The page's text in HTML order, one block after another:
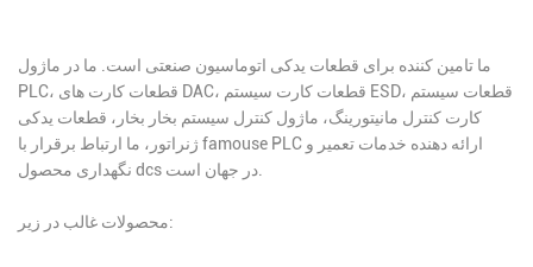
ما تامین کننده برای قطعات یدکی اتوماسیون صنعتی است. ما در ماژول
PLC، قطعات کارت های DAC، قطعات کارت سیستم ESD، قطعات سیستم
کارت کنترل مانیتورینگ، ماژول کنترل سیستم بخار بخار، قطعات یدکی
ژنراتور، ما ارتباط برقرار با famouse PLC ارائه دهنده خدمات تعمیر و
محصولات غالب در زیر: